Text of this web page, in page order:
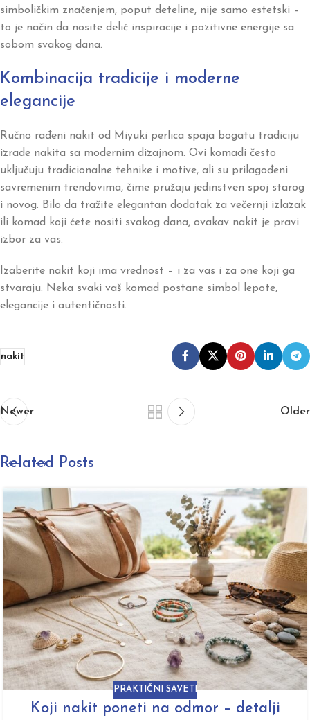
simboličkim značenjem, poput deteline, nije samo estetski –
to je način da nosite delić inspiracije i pozitivne energije sa
sobom svakog dana.
Kombinacija tradicije i moderne
elegancije
Ručno rađeni nakit od Miyuki perlica spaja bogatu tradiciju
izrade nakita sa modernim dizajnom. Ovi komadi često
uključuju tradicionalne tehnike i motive, ali su prilagođeni
savremenim trendovima, čime pružaju jedinstven spoj starog
i novog. Bilo da tražite elegantan dodatak za večernji izlazak
ili komad koji ćete nositi svakog dana, ovakav nakit je pravi
izbor za vas.
Izaberite nakit koji ima vrednost – i za vas i za one koji ga
stvaraju. Neka svaki vaš komad postane simbol lepote,
elegancije i autentičnosti.
nakit
Newer Older
Related Posts
PRAKTIČNI SAVETI
Koji nakit poneti na odmor – detalji